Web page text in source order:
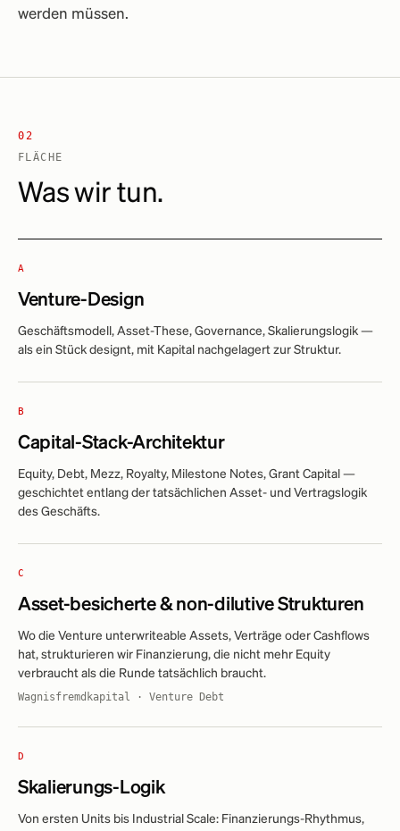
werden müssen.
02
FLÄCHE
Was wir tun.
A
Venture-Design
Geschäftsmodell, Asset-These, Governance, Skalierungslogik —
als ein Stück designt, mit Kapital nachgelagert zur Struktur.
B
Capital-Stack-Architektur
Equity, Debt, Mezz, Royalty, Milestone Notes, Grant Capital —
geschichtet entlang der tatsächlichen Asset- und Vertragslogik
des Geschäfts.
C
Asset-besicherte & non-dilutive Strukturen
Wo die Venture unterwriteable Assets, Verträge oder Cashflows
hat, strukturieren wir Finanzierung, die nicht mehr Equity
verbraucht als die Runde tatsächlich braucht.
Wagnisfremdkapital · Venture Debt
D
Skalierungs-Logik
Von ersten Units bis Industrial Scale: Finanzierungs-Rhythmus,